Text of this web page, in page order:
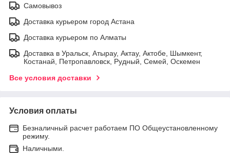
Самовывоз
Доставка курьером город Астана
Доставка курьером по Алматы
Доставка в Уральск, Атырау, Актау, Актобе, Шымкент,
Костанай, Петропавловск, Рудный, Семей, Оскемен
Все условия доставки
Условия оплаты
Безналичный расчет работаем ПО Общеустановленному
режиму.
Наличными.